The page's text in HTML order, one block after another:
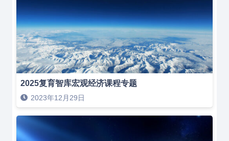
2025复育智库宏观经济课程专题
2023年12月29日